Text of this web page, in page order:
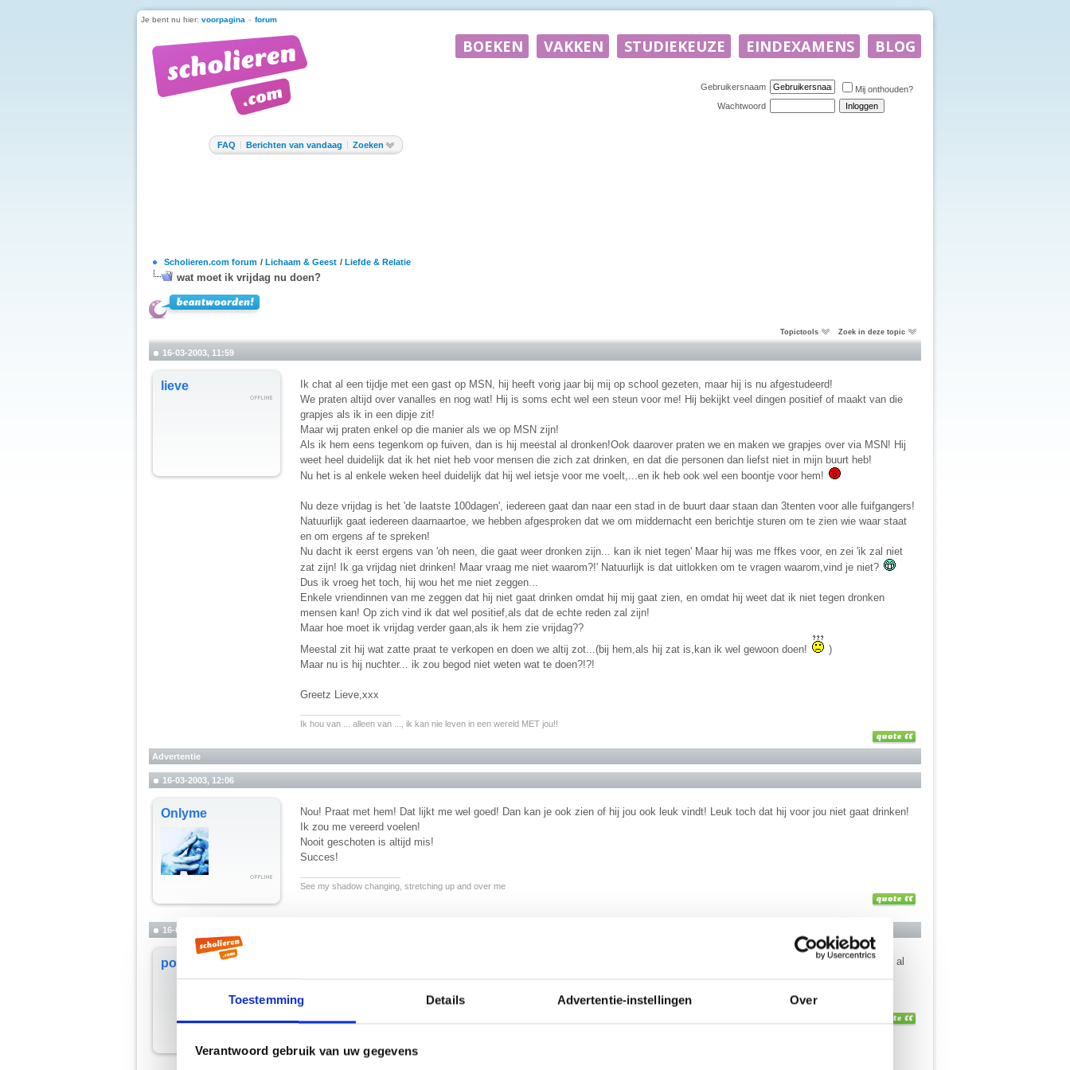
Toestemming Details Advertentie-instellingen Over
Verantwoord gebruik van uw gegevens
Je bent nu hier: voorpagina » forum
Gebruikersnaam
Mij onthouden?
Wachtwoord
FAQ Berichten van vandaag Zoeken
Scholieren.com forum / Lichaam & Geest / Liefde & Relatie
wat moet ik vrijdag nu doen?
Topictools Zoek in deze topic
16-03-2003, 11:59
lieve
Ik chat al een tijdje met een gast op MSN, hij heeft vorig jaar bij mij op school gezeten, maar hij is nu afgestudeerd!
We praten altijd over vanalles en nog wat! Hij is soms echt wel een steun voor me! Hij bekijkt veel dingen positief of maakt van die
grapjes als ik in een dipje zit!
Maar wij praten enkel op die manier als we op MSN zijn!
Als ik hem eens tegenkom op fuiven, dan is hij meestal al dronken!Ook daarover praten we en maken we grapjes over via MSN! Hij
weet heel duidelijk dat ik het niet heb voor mensen die zich zat drinken, en dat die personen dan liefst niet in mijn buurt heb!
Nu het is al enkele weken heel duidelijk dat hij wel ietsje voor me voelt,...en ik heb ook wel een boontje voor hem!
Nu deze vrijdag is het 'de laatste 100dagen', iedereen gaat dan naar een stad in de buurt daar staan dan 3tenten voor alle fuifgangers!
Natuurlijk gaat iedereen daarnaartoe, we hebben afgesproken dat we om middernacht een berichtje sturen om te zien wie waar staat
en om ergens af te spreken!
Nu dacht ik eerst ergens van 'oh neen, die gaat weer dronken zijn... kan ik niet tegen' Maar hij was me ffkes voor, en zei 'ik zal niet
zat zijn! Ik ga vrijdag niet drinken! Maar vraag me niet waarom?!' Natuurlijk is dat uitlokken om te vragen waarom,vind je niet?
Dus ik vroeg het toch, hij wou het me niet zeggen...
Enkele vriendinnen van me zeggen dat hij niet gaat drinken omdat hij mij gaat zien, en omdat hij weet dat ik niet tegen dronken
mensen kan! Op zich vind ik dat wel positief,als dat de echte reden zal zijn!
Maar hoe moet ik vrijdag verder gaan,als ik hem zie vrijdag??
Meestal zit hij wat zatte praat te verkopen en doen we altij zot...(bij hem,als hij zat is,kan ik wel gewoon doen!
)
Maar nu is hij nuchter... ik zou begod niet weten wat te doen?!?!
Greetz Lieve,xxx
Ik hou van ... alleen van ..., ik kan nie leven in een wereld MET jou!!
Advertentie
16-03-2003, 12:06
Onlyme
Nou! Praat met hem! Dat lijkt me wel goed! Dan kan je ook zien of hij jou ook leuk vindt! Leuk toch dat hij voor jou niet gaat drinken!
Ik zou me vereerd voelen!
Nooit geschoten is altijd mis!
Succes!
See my shadow changing, stretching up and over me
16-03-2003, 12:22
poesiefox
Nuchter zijn ze meestal leuker dan zat, dus het lijkt mij een succes verzekerd avondje. En dat hij voor jou niet drinkt, vind ik ook al
een teken aan de wand.
Pfff. Boeie.